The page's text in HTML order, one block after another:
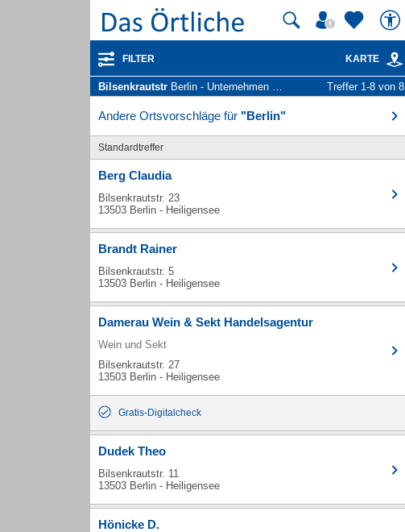
FILTER KARTE
Bilsenkrautstr Berlin - Unternehmen und Personen Treffer 1-8 von 8
Andere Ortsvorschläge für "Berlin"
Standardtreffer
Berg Claudia
Bilsenkrautstr. 23
13503 Berlin - Heiligensee
Brandt Rainer
Bilsenkrautstr. 5
13503 Berlin - Heiligensee
Damerau Wein & Sekt Handelsagentur
Wein und Sekt
Bilsenkrautstr. 27
13503 Berlin - Heiligensee
Gratis-Digitalcheck
Dudek Theo
Bilsenkrautstr. 11
13503 Berlin - Heiligensee
Hönicke D.